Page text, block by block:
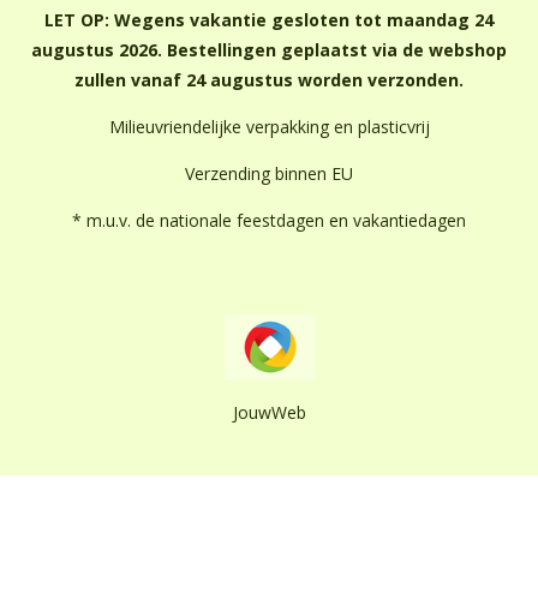
LET OP: Wegens vakantie gesloten tot maandag 24
augustus 2026. Bestellingen geplaatst via de webshop
zullen vanaf 24 augustus worden verzonden.
Milieuvriendelijke verpakking en plasticvrij
Verzending binnen EU
* m.u.v. de nationale feestdagen en vakantiedagen
JouwWeb